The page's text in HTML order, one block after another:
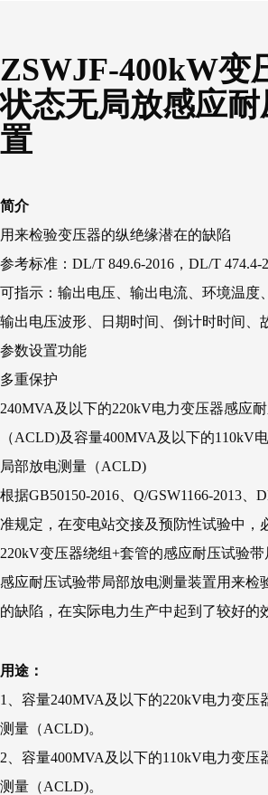
ZSWJF-400kW变
状态无局放感应
置
简介
用来检验变压器的纵绝缘潜在的缺陷
参考标准：DL/T 849.6-2016，DL/T 474.4-
可指示：输出电压、输出电流、环境温度
输出电压波形、日期时间、倒计时时间、
参数设置功能
多重保护
240MVA及以下的220kV电力变压器感应
（ACLD)及容量400MVA及以下的110kV
局部放电测量（ACLD)
根据GB50150-2016、Q/GSW1166-2013、
准规定，在变电站交接及预防性试验中，
220kV变压器绕组+套管的感应耐压试验
感应耐压试验带局部放电测量装置用来检
的缺陷，在实际电力生产中起到了较好的
用途：
1、容量240MVA及以下的220kV电力变压
测量（ACLD)。
2、容量400MVA及以下的110kV电力变压
测量（ACLD)。